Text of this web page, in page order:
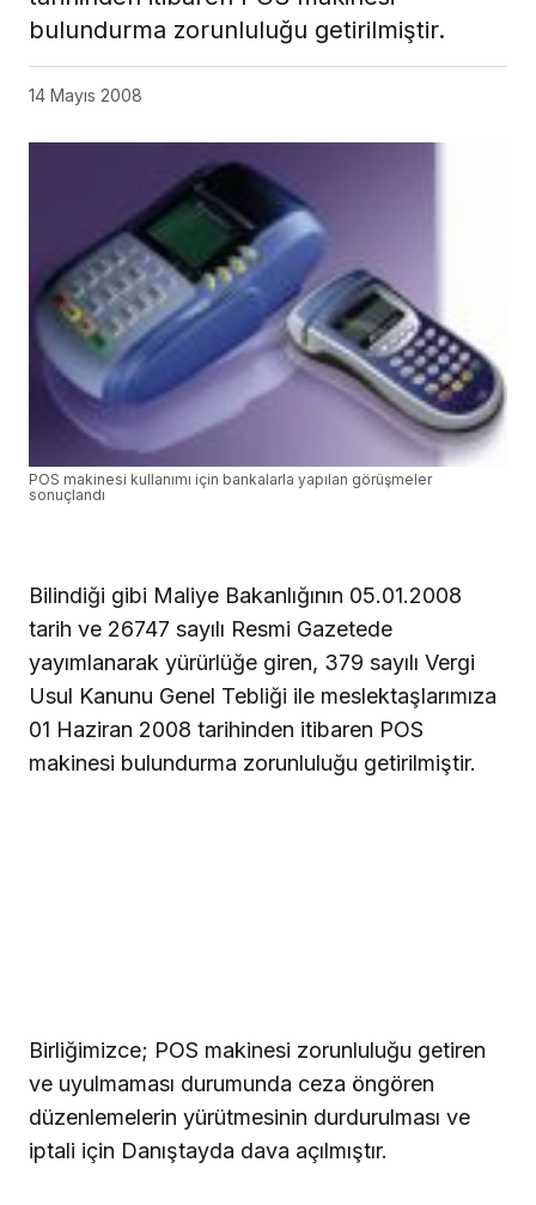
bulundurma zorunluluğu getirilmiştir.
14 Mayıs 2008
POS makinesi kullanımı için bankalarla yapılan görüşmeler
sonuçlandı
Bilindiği gibi Maliye Bakanlığının 05.01.2008
tarih ve 26747 sayılı Resmi Gazetede
yayımlanarak yürürlüğe giren, 379 sayılı Vergi
Usul Kanunu Genel Tebliği ile meslektaşlarımıza
01 Haziran 2008 tarihinden itibaren POS
makinesi bulundurma zorunluluğu getirilmiştir.
Birliğimizce; POS makinesi zorunluluğu getiren
ve uyulmaması durumunda ceza öngören
düzenlemelerin yürütmesinin durdurulması ve
iptali için Danıştayda dava açılmıştır.